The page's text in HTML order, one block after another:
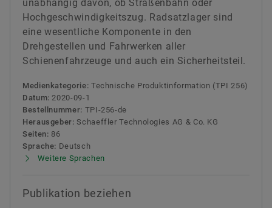
unabhängig davon, ob Straßenbahn oder
Hochgeschwindigkeitszug. Radsatzlager sind
eine wesentliche Komponente in den
Drehgestellen und Fahrwerken aller
Schienenfahrzeuge und auch ein Sicherheitsteil.
Medienkategorie: Technische Produktinformation (TPI 256)
Datum: 2020-09-1
Bestellnummer: TPI-256-de
Herausgeber: Schaeffler Technologies AG & Co. KG
Seiten: 86
Sprache: Deutsch
Weitere Sprachen
Publikation beziehen